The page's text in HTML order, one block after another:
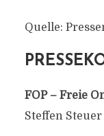
Quelle:
FOP – Freie
Steffen Steuer